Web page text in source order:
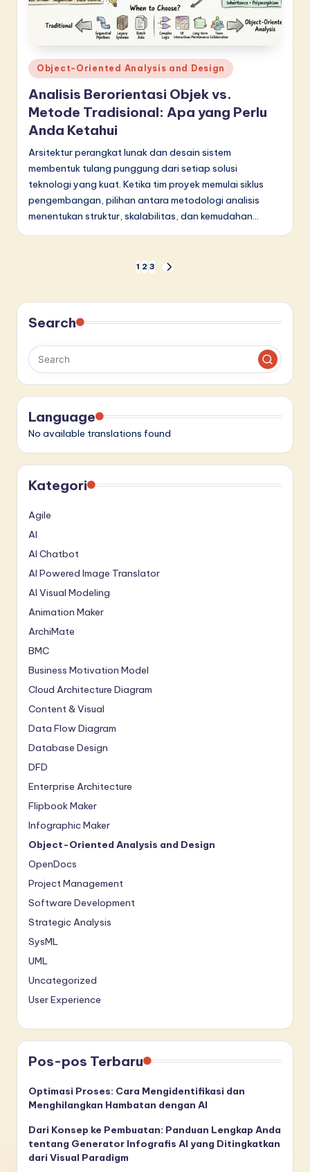
Posted
in
Object-Oriented Analysis and Design
Analisis Berorientasi Objek vs.
Metode Tradisional: Apa yang Perlu
Anda Ketahui
Arsitektur perangkat lunak dan desain sistem
membentuk tulang punggung dari setiap solusi
teknologi yang kuat. Ketika tim proyek memulai siklus
pengembangan, pilihan antara metodologi analisis
menentukan struktur, skalabilitas, dan kemudahan…
pos
1 2 3
NEXT
Search
Language
No available translations found
Kategori
Agile
AI
AI Chatbot
AI Powered Image Translator
AI Visual Modeling
Animation Maker
ArchiMate
BMC
Business Motivation Model
Cloud Architecture Diagram
Content & Visual
Data Flow Diagram
Database Design
DFD
Enterprise Architecture
Flipbook Maker
Infographic Maker
Object-Oriented Analysis and Design
OpenDocs
Project Management
Software Development
Strategic Analysis
SysML
UML
Uncategorized
User Experience
Pos-pos Terbaru
Optimasi Proses: Cara Mengidentifikasi dan
Menghilangkan Hambatan dengan AI
Dari Konsep ke Pembuatan: Panduan Lengkap Anda
tentang Generator Infografis AI yang Ditingkatkan
dari Visual Paradigm